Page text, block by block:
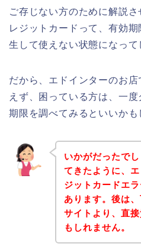
ご存じない方のために解説
レジットカードって、有効
生して使えない状態になっ
だから、エドインターのお
えず、困っている方は、一
期限を調べてみるといいかも
いかがだったで
てきたように、
ジットカードエ
あります。後は
サイトより、直
もしれません。